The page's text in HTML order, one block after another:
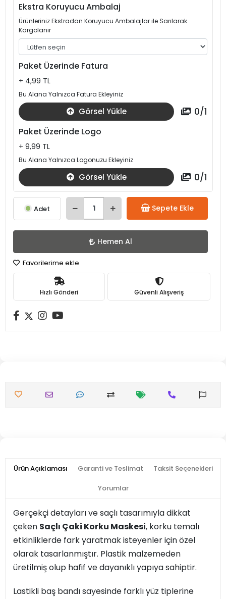
Ekstra Koruyucu Ambalaj
Ürünleriniz Ekstradan Koruyucu Ambalajlar ile Sarılarak
Kargolanır
Paket Üzerinde Fatura
+ 4,99 TL
Bu Alana Yalnızca Fatura Ekleyiniz
Görsel Yükle 0/1
Paket Üzerinde Logo
+ 9,99 TL
Bu Alana Yalnızca Logonuzu Ekleyiniz
Görsel Yükle 0/1
Adet Sepete Ekle
Hemen Al
Favorilerime ekle
Hızlı Gönderi Güvenli Alışveriş
Ürün Açıklaması Garanti ve Teslimat Taksit Seçenekleri
Yorumlar
Gerçekçi detayları ve saçlı tasarımıyla dikkat
çeken Saçlı Çaki Korku Maskesi, korku temalı
etkinliklerde fark yaratmak isteyenler için özel
olarak tasarlanmıştır. Plastik malzemeden
üretilmiş olup hafif ve dayanıklı yapıya sahiptir.
Lastikli baş bandı sayesinde farklı yüz tiplerine